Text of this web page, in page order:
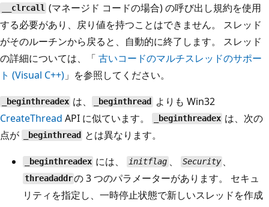
__clrcall (マネージド コードの場合) の呼び出し規約を使用
する必要があり、戻り値を持つことはできません。 スレッド
がそのルーチンから戻ると、自動的に終了します。 スレッド
の詳細については、「 古いコードのマルチスレッドのサポー
ト (Visual C++) 」を参照してください。
_beginthreadex は、 _beginthread
よりも Win32
CreateThread API に似ています。 _beginthreadex は、次の
点が
_beginthread とは異なります。
_beginthreadex には、 initflag 、 Security 、
threadaddrの 3 つのパラメーターがあります。 セキュ
リティを指定し、一時停止状態で新しいスレッドを作成